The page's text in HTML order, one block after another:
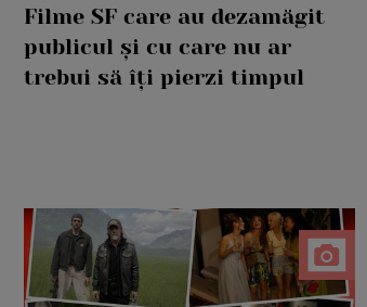
Filme SF care au dezamăgit
publicul și cu care nu ar
trebui să îți pierzi timpul